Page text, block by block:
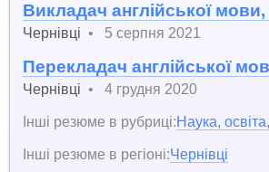
Викладач англійської
Чернівці • 5 серпня 2021
Перекладач англійської
Чернівці •
4 грудня 2020
Інші резюме в рубриці:Наука,
Інші резюме в регіоні:Чернівці